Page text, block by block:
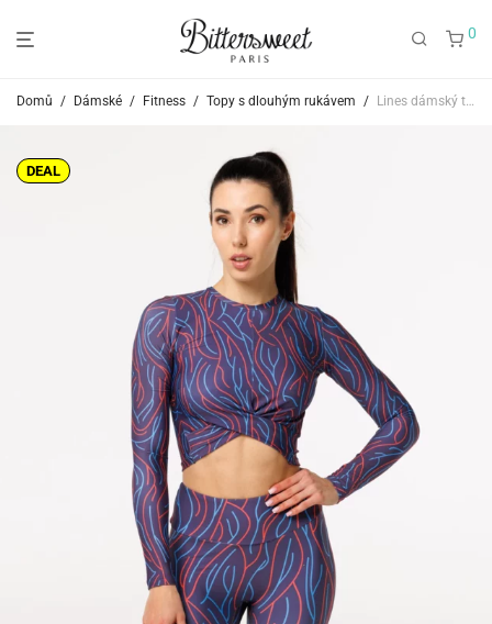
0
Domů / Dámské / Fitness / Topy s dlouhým rukávem / Lines dámský top s dlouhým rukávem
DEAL